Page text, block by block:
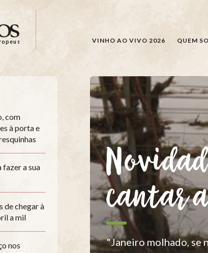
VINHO AO VIVO 2026 QUEM
com
à porta e
fazer a sua
de chegar à
a mil
nos
cantar
"Janeiro molhado, se